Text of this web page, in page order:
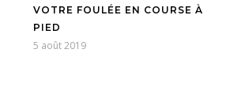
VOTRE FOULÉE EN COURSE À
PIED
5 août 2019